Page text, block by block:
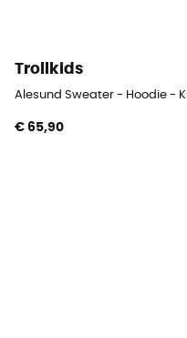
Trollkids
Alesund Sweater - Hoodie -
€ 65,90